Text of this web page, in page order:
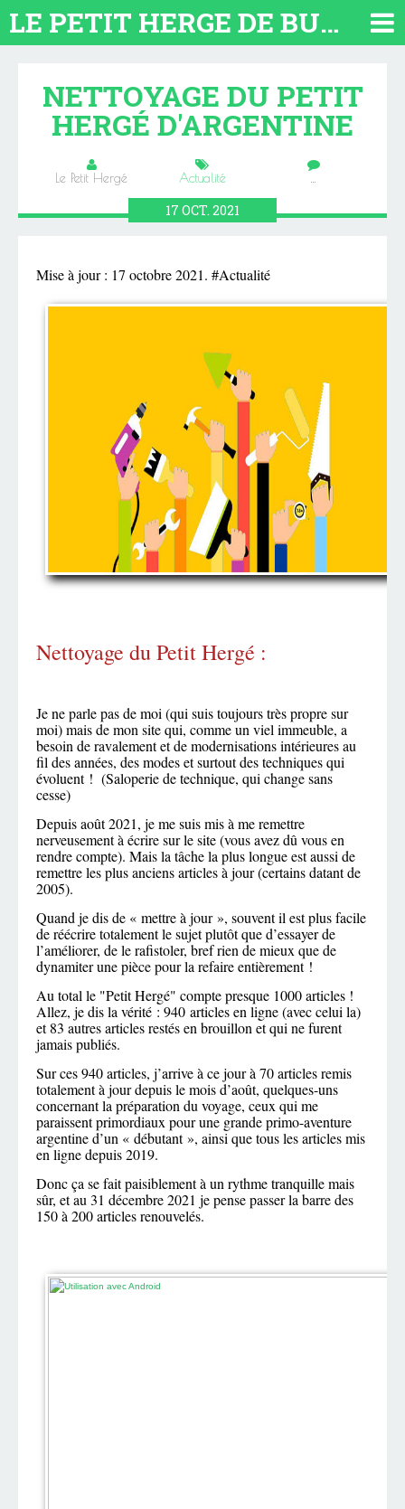
LE PETIT HERGE DE BUENOS AIRES 2026. TOUT SUR L'ARGENTINE
NETTOYAGE DU PETIT
HERGÉ D'ARGENTINE
Le Petit Hergé Actualité …
17 OCT. 2021
Mise à jour : 17 octobre 2021. #Actualité
Nettoyage du Petit Hergé :
Je ne parle pas de moi (qui suis toujours très propre sur
moi) mais de mon site qui, comme un viel immeuble, a
besoin de ravalement et de modernisations intérieures au
fil des années, des modes et surtout des techniques qui
évoluent ! (Saloperie de technique, qui change sans
cesse)
Depuis août 2021, je me suis mis à me remettre
nerveusement à écrire sur le site (vous avez dû vous en
rendre compte). Mais la tâche la plus longue est aussi de
remettre les plus anciens articles à jour (certains datant de
2005).
Quand je dis de « mettre à jour », souvent il est plus facile
de réécrire totalement le sujet plutôt que d’essayer de
l’améliorer, de le rafistoler, bref rien de mieux que de
dynamiter une pièce pour la refaire entièrement !
Au total le "Petit Hergé" compte presque 1000 articles !
Allez, je dis la vérité : 940 articles en ligne (avec celui la)
et 83 autres articles restés en brouillon et qui ne furent
jamais publiés.
Sur ces 940 articles, j’arrive à ce jour à 70 articles remis
totalement à jour depuis le mois d’août, quelques-uns
concernant la préparation du voyage, ceux qui me
paraissent primordiaux pour une grande primo-aventure
argentine d’un « débutant », ainsi que tous les articles mis
en ligne depuis 2019.
Donc ça se fait paisiblement à un rythme tranquille mais
sûr, et au 31 décembre 2021 je pense passer la barre des
150 à 200 articles renouvelés.